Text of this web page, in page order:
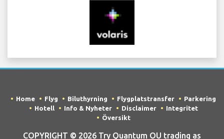
Home Flyg Biluthyrning Flygplatstransfer
Parkering
Hotell
Info & Nyheter Disclaimer
Integritet
Översikt
COPYRIGHT © 2026 Try Quantum OU trading as